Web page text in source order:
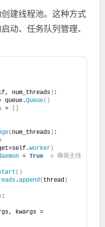
建线程池。这种方式
动、任务队列管理、
num_threads ) :
queue.Queue()
=
( num_threads ) :
worker )
= True
# 确保主线
()
.append( thread )
) :
kwargs =